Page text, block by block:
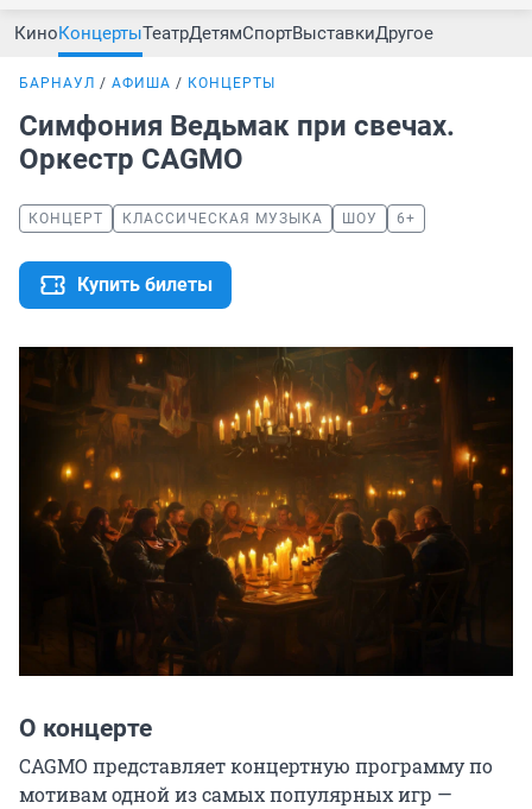
КиноКонцертыТеатрДетямСпортВыставкиДругое
БАРНАУЛ АФИША КОНЦЕРТЫ
Симфония Ведьмак при свечах.
Оркестр CAGMO
КОНЦЕРТ КЛАССИЧЕСКАЯ МУЗЫКА ШОУ 6+
Купить билеты
О концерте
CAGMO представляет концертную программу по
мотивам одной из самых популярных игр —